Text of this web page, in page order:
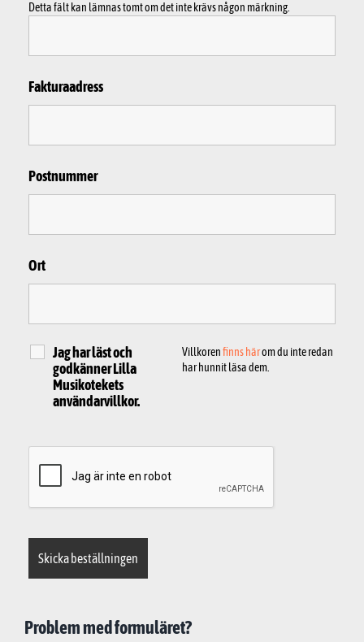
Detta fält kan lämnas tomt om det inte krävs någon märkning.
Fakturaadress
Postnummer
Ort
Jag har läst och
godkänner Lilla
Musikotekets
användarvillkor.
Villkorenfinns härom du inte redan
har hunnit läsa dem.
Problem med formuläret?